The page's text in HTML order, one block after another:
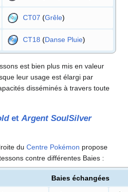
CT07 (Grêle)
CT18 (Danse Pluie)
est bien plus mis en valeur
leur usage est élargi par
disséminés à travers toute
et Argent SoulSilver
du Centre Pokémon propose
contre différentes Baies :
Baies échangées